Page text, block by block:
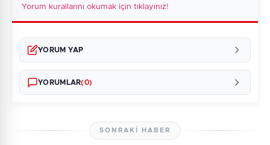
Yorum kurallarını okumak için tıklayınız!
YORUM YAP
YORUMLAR(0)
SONRAKI HABER